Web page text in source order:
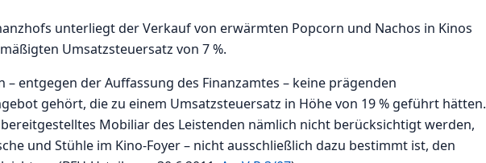
unterliegt der Verkauf von erwärmten Popcorn und Nachos in Kinos
Umsatzsteuersatz von 7 %.
entgegen der Auffassung des Finanzamtes – keine prägenden
gehört, die zu einem Umsatzsteuersatz in Höhe von 19 % geführt hätten.
Mobiliar des Leistenden nämlich nicht berücksichtigt werden,
und Stühle im Kino-Foyer – nicht ausschließlich dazu bestimmt ist, den